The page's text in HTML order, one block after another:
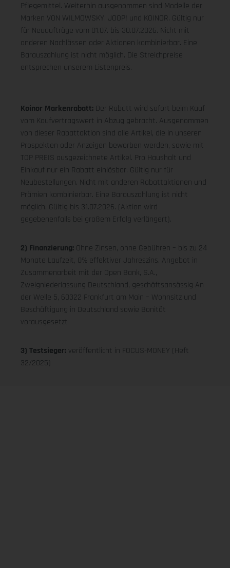
Pflegemittel. Weiterhin ausgenommen sind Modelle der
Marken VON WILMOWSKY, JOOP! und KOINOR. Gültig nur
für Neuaufträge vom 01.07. bis 30.07.2026. Nicht mit
anderen Nachlässen oder Aktionen kombinierbar. Eine
Barauszahlung ist nicht möglich. Die Streichpreise
entsprechen unserem Listenpreis.
Koinor Markenrabatt: Der Rabatt wird sofort beim Kauf
vom Kaufvertragswert in Abzug gebracht. Ausgenommen
von dieser Rabattaktion sind alle Artikel, die in unseren
Prospekten oder Anzeigen beworben werden, sowie mit
TOP PREIS ausgezeichnete Artikel. Pro Haushalt und
Einkauf nur ein Rabatt einlösbar. Gültig nur für
Neubestellungen. Nicht mit anderen Rabattaktionen und
Prämien kombinierbar. Eine Barauszahlung ist nicht
möglich. Gültig bis 31.07.2026. (Aktion wird
gegebenenfalls bei großem Erfolg verlängert).
2) Finanzierung: Ohne Zinsen, ohne Gebühren – bis zu 24
Monate Laufzeit, 0% effektiver Jahreszins. Angebot in
Zusammenarbeit mit der Open Bank, S.A.,
Zweigniederlassung Deutschland, geschäftsansässig An
der Welle 5, 60322 Frankfurt am Main – Wohnsitz und
Beschäftigung in Deutschland sowie Bonität
vorausgesetzt
3) Testsieger: veröffentlicht in FOCUS-MONEY (Heft
32/2025)